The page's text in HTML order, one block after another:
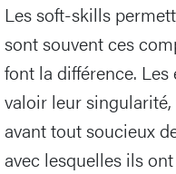
Les soft-skills
sont souvent ces
font la différence.
valoir leur
avant tout soucieux
avec lesquelles ils